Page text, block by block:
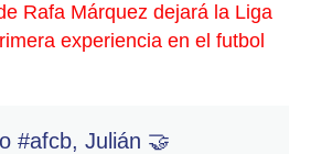
Rafa Márquez dejará la Liga
experiencia en el futbol
#afcb, Julián 🤝